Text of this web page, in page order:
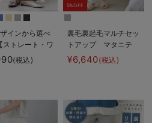
ザインから選べ
ストレート・ワ
くちん綿混ス
チリブパンツ
(税込)
5%OFF
裏毛裏起毛マルチセッ
トアップ マタニテ
ィ・授乳パジャマ・ル
ームウェア・授乳服
¥6,640(税込)